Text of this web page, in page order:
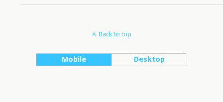
Back to top
Mobile Desktop